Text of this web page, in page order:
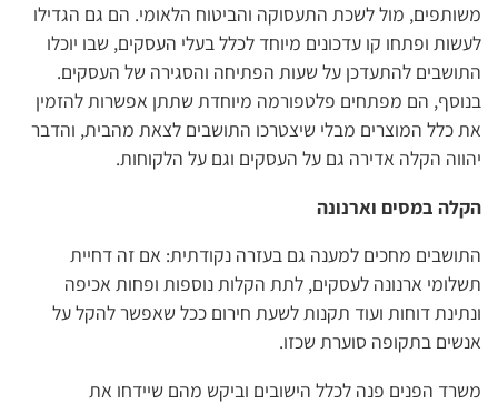
משותפים, מול לשכת התעסוקה והביטוח הלאומי. הם גם הגדילו
לעשות ופתחו קו עדכונים מיוחד לכלל בעלי העסקים, שבו יוכלו
התושבים להתעדכן על שעות הפתיחה והסגירה של העסקים.
בנוסף, הם מפתחים פלטפורמה מיוחדת שתתן אפשרות להזמין
את כלל המוצרים מבלי שיצטרכו התושבים לצאת מהבית, והדבר
יהווה הקלה אדירה גם על העסקים וגם על הלקוחות.
הקלה במסים וארנונה
התושבים מחכים למענה גם בעזרה נקודתית: אם זה דחיית
תשלומי ארנונה לעסקים, לתת הקלות נוספות ופחות אכיפה
ונתינת דוחות ועוד תקנות לשעת חירום ככל שאפשר להקל על
אנשים בתקופה סוערת שכזו.
משרד הפנים פנה לכלל הישובים וביקש מהם שיידחו את